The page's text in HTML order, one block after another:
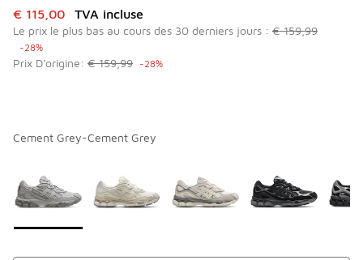
Cet article est en promotion. Prix en baisse de à € 115,00
€ 115,00 TVA incluse
Le prix le plus bas au cours des 30 derniers jours : € 159,99
-28%
Prix D'origine: € 159,99 -28%
Cement Grey-Cement Grey